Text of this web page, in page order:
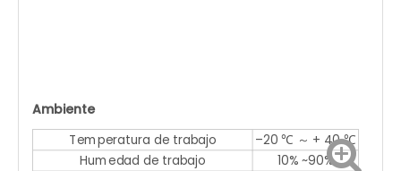
Ambiente
Temperatura de trabajo
–20 ℃ ～ + 40 ℃
Humedad de trabajo
10% ~90%